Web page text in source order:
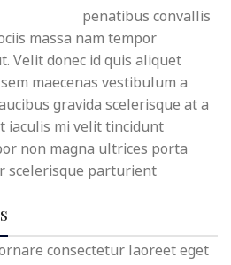
penatibus convallis
massa nam tempor
Velit donec id quis aliquet
maecenas vestibulum a
gravida scelerisque at a
iaculis mi velit tincidunt
non magna ultrices porta
scelerisque parturient
consectetur laoreet eget